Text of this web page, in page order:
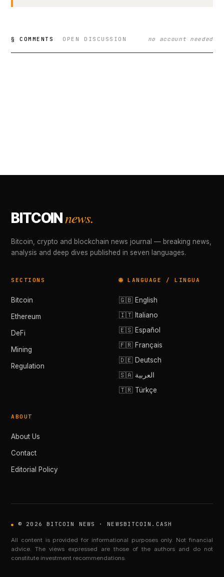
§ COMMENTS OPEN DISCUSSION no account needed
BITCOINnews.
Bitcoin, crypto and blockchain news journal — breaking news,
analysis and deep dives published in seven languages.
SECTIONS
Bitcoin
Ethereum
DeFi
Mining
Regulation
🌐 LANGUAGE / LINGUA
🇬🇧 English
🇮🇹 Italiano
🇪🇸 Español
🇫🇷 Français
🇩🇪 Deutsch
🇸🇦 العربية
🇹🇷 Türkçe
ABOUT
About Us
Contact
Editorial Policy
© 2026 BITCOIN NEWS · NEWSBITCOIN.CASH
All content is provided for informational purposes only. Not financial
advice. The views expressed are those of the authors and do not
constitute investment recommendations.